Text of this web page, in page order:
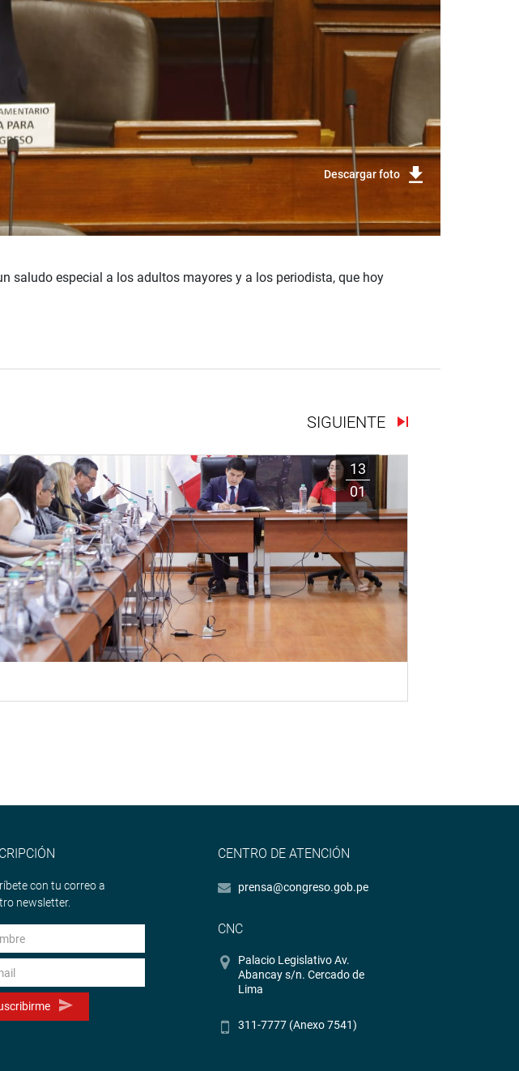
Descargar foto
saludo especial a los adultos mayores y a los periodista, que hoy
SIGUIENTE
13
01
con tu correo a
newsletter.
CENTRO DE ATENCIÓN
prensa@congreso.gob.pe
CNC
Palacio Legislativo Av.
Abancay s/n. Cercado de
Lima
311-7777 (Anexo 7541)